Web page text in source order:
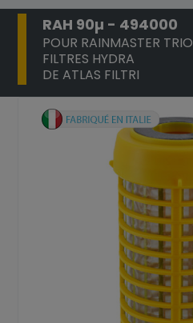
Tamis filtrant RAH 90µ -
RAH 90µ - 494000
POUR RAINMASTER
FILTRES HYDRA
DE ATLAS FILTRI